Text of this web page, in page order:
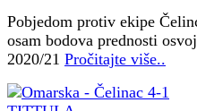
Pobjedom protiv ekipe
osam bodova prednosti
2020/21 Pročitajte više..